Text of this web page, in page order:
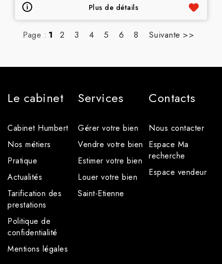
Plus de détails
Page : 1 2 3 4 5 6 8 Suivante >>
Le cabinet
Cabinet Humbert
Nos métiers
Pratique
Actualités
Tarification des
prestations
Politique de
confidentialité
Mentions légales
Services
Gérer votre bien
Vendre votre bien
Estimer votre bien
Louer votre bien
Saint-Etienne
Contacts
Nous contacter
Espace Ma
recherche
Espace vendeur